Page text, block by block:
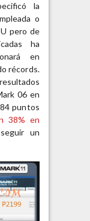
la
o
pero de
ha
en
récords.
06 en
puntos
38% en
un